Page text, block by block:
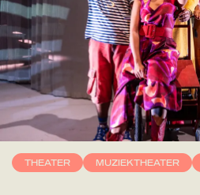
THEATER MUZIEKTHEATER